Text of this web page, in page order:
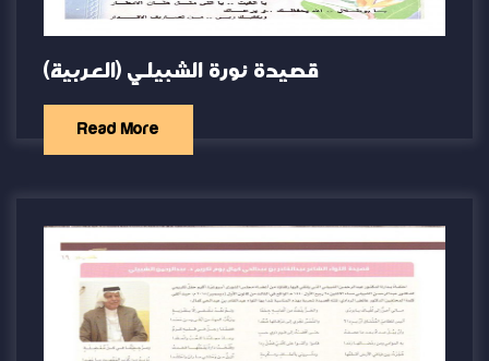
(العربية) قصيدة نورة الشبيلي
Read More